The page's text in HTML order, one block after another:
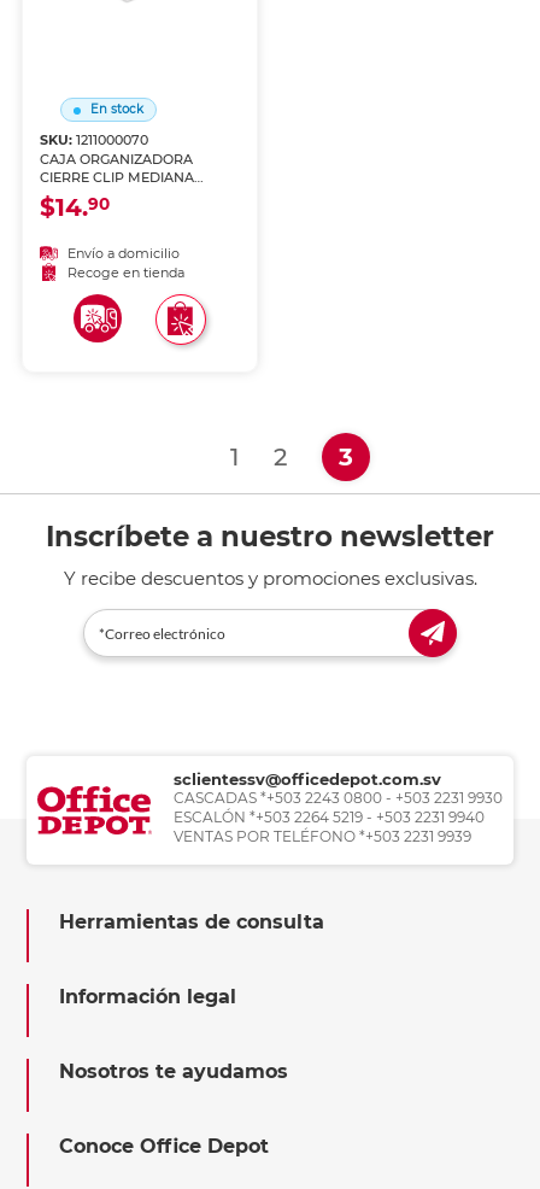
En stock
SKU:1211000070
CAJA ORGANIZADORA
CIERRE CLIP MEDIANA
STERILITE
$14.90
Envío a domicilio
Recoge en tienda
1 2 3(current)
Inscríbete a nuestro newsletter
Y recibe descuentos y promociones exclusivas.
sclientessv@officedepot.com.sv
CASCADAS *+503 2243 0800 - +503 2231 9930
ESCALÓN *+503 2264 5219 - +503 2231 9940
VENTAS POR TELÉFONO *+503 2231 9939
Herramientas de consulta
Información legal
Nosotros te ayudamos
Conoce Office Depot